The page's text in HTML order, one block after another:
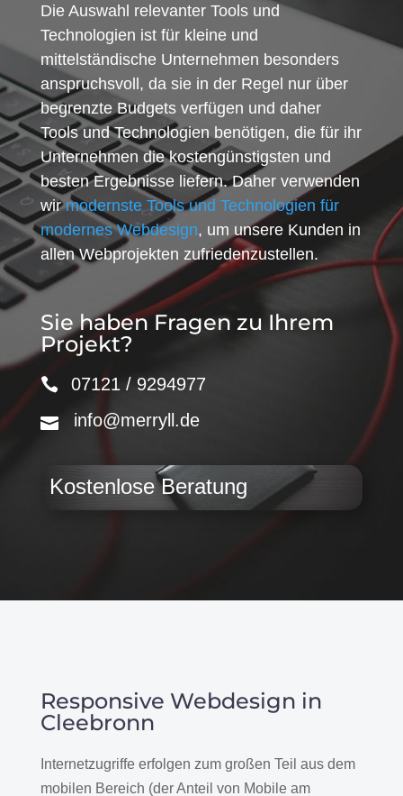
Die Auswahl relevanter Tools und
Technologien ist für kleine und
mittelständische Unternehmen besonders
anspruchsvoll, da sie in der Regel nur über
begrenzte Budgets verfügen und daher
Tools und Technologien benötigen, die für ihr
Unternehmen die kostengünstigsten und
besten Ergebnisse liefern. Daher verwenden
wirmodernste Tools und Technologien für
modernes Webdesign, um unsere Kunden in
allen Webprojekten zufriedenzustellen.
Sie haben Fragen zu Ihrem
Projekt?
07121 / 9294977
info@merryll.de
Kostenlose Beratung
Responsive Webdesign in
Cleebronn
Internetzugriffe erfolgen zum großen Teil aus dem
mobilen Bereich (der Anteil von Mobile am